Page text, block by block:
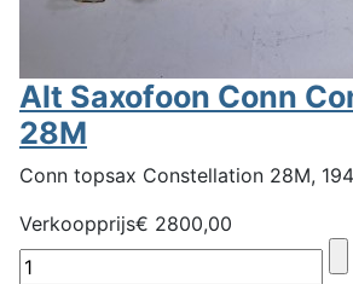
Alt Saxofoon Conn
28M
Conn topsax Constellation 28M,
Verkoopprijs€ 2800,00